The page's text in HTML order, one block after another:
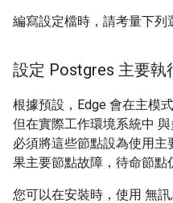
編寫設定檔時，請考量下列
設定 Postgres 主要執
根據預設，Edge 會在主模
但在實際工作環境系統中
必須將這些節點設為使用
果主要節點故障，待命節點
您可以在安裝時，使用 無